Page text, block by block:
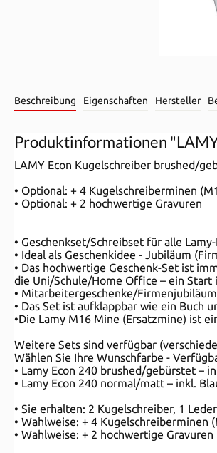
Beschreibung Eigenschaften Hersteller
Produktinformationen
LAMY Econ Kugelschreiber brushed/
• Optional: + 4 Kugelschreiberminen
• Optional: + 2 hochwertige Gravuren
• Geschenkset/Schreibset für alle
• Ideal als Geschenkidee - Jubiläum
• Das hochwertige Geschenk-Set ist
die Uni/Schule/Home Office – ein Start
• Mitarbeitergeschenke/
• Das Set ist aufklappbar wie ein Buch
•Die Lamy M16 Mine (Ersatzmine) ist
Weitere Sets sind verfügbar
Wählen Sie Ihre Wunschfarbe -
• Lamy Econ 240 brushed/gebürstet –
• Lamy Econ 240 normal/matt – inkl.
• Sie erhalten: 2 Kugelschreiber, 1
• Wahlweise: + 4 Kugelschreiberminen
• Wahlweise: + 2 hochwertige Gravuren